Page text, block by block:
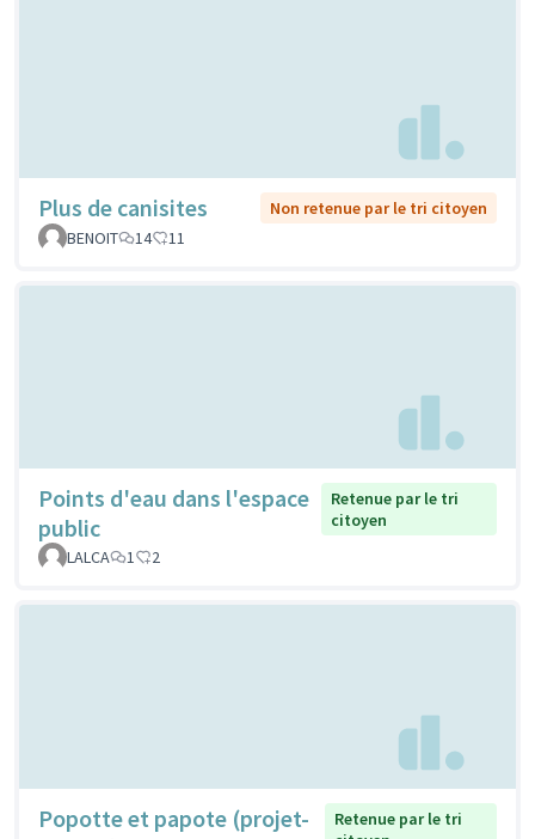
Plus de canisites
Non retenue par le tri citoyen
BENOIT
14 11
Points d'eau dans l'espace
public
Retenue par le tri
citoyen
LALCA
1 2
Popotte et papote (projet-
Retenue par le tri